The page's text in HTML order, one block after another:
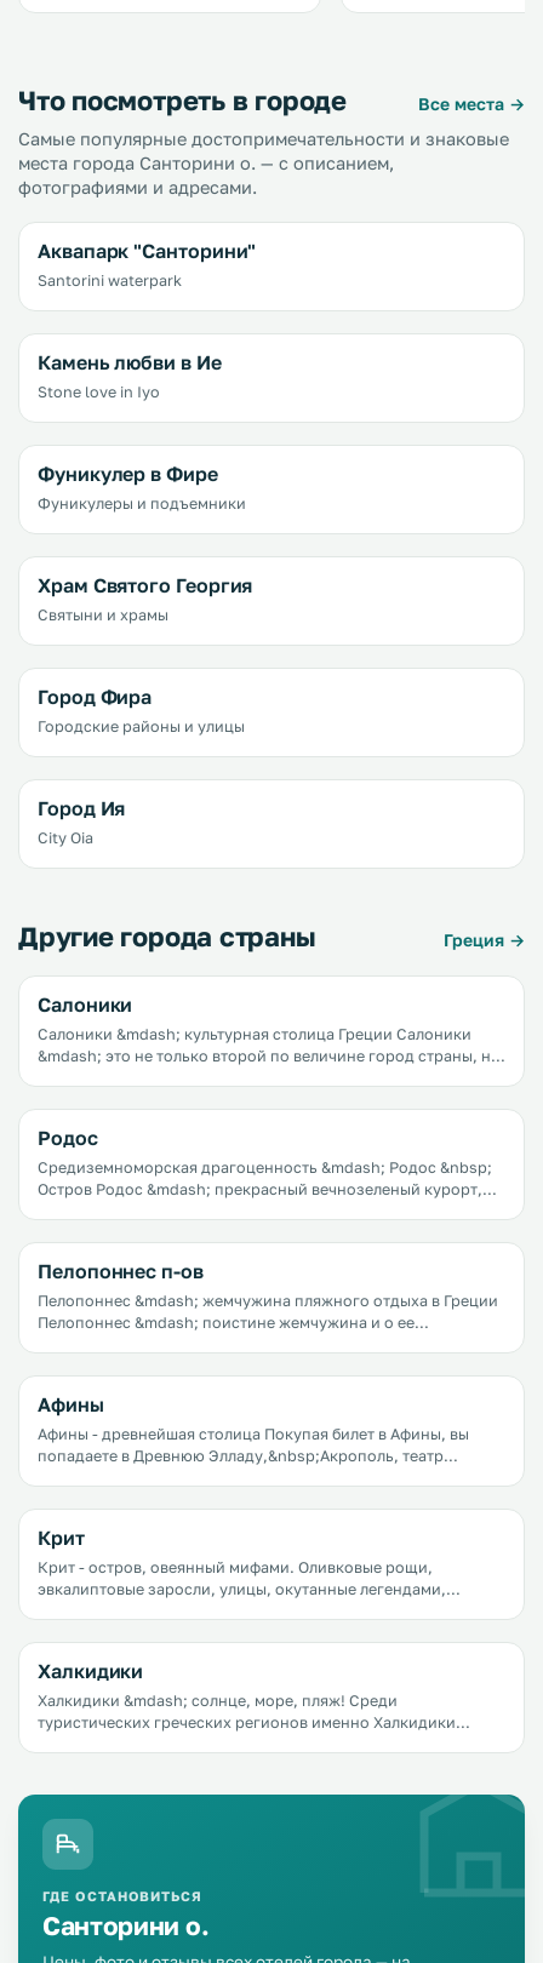
Что посмотреть в городе
Все места →
Самые популярные достопримечательности и знаковые
места города Санторини о. — с описанием,
фотографиями и адресами.
Аквапарк "Санторини"
Santorini waterpark
Камень любви в Ие
Stone love in Iyo
Фуникулер в Фире
Фуникулеры и подъемники
Храм Святого Георгия
Святыни и храмы
Город Фира
Городские районы и улицы
Город Ия
City Oia
Другие города страны Греция →
Салоники
Салоники &mdash; культурная столица Греции Салоники
&mdash; это не только второй по величине город страны, не
будто потерялись на фоне таких значимых курортных
жемчужин Греции, как Крит или Санторини, но это вовсе не
делает их менее привлекательными.
Родос
Средиземноморская драгоценность &mdash; Родос &nbsp;
Остров Родос &mdash; прекрасный вечнозеленый курорт,
Пелопоннес п-ов
Пелопоннес &mdash; жемчужина пляжного отдыха в Греции
Пелопоннес &mdash; поистине жемчужина и о ее
Афины
Афины - древнейшая столица Покупая билет в Афины, вы
попадаете в Древнюю Элладу,&nbsp;Акрополь, театр
Кажется, что море сейчас вынесет на берег корабль Ясона,
камень на тропе вовсе не камень, а клубок Ариадны, а голос
экскурсовода переходит в глас старика Гомера.
Крит
Крит - остров, овеянный мифами. Оливковые рощи,
эвкалиптовые заросли, улицы, окутанные легендами,
туристических направлений в Греции.
Халкидики
Халкидики &mdash; солнце, море, пляж! Среди
туристических греческих регионов именно Халкидики
ГДЕ ОСТАНОВИТЬСЯ
Санторини о.